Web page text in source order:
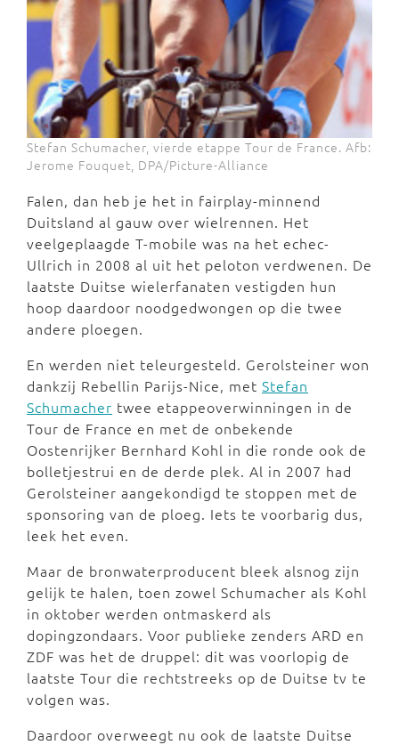
Stefan Schumacher, vierde etappe Tour de France. Afb:
Jerome Fouquet, DPA/Picture-Alliance
Falen, dan heb je het in fairplay-minnend
Duitsland al gauw over wielrennen. Het
veelgeplaagde T-mobile was na het echec-
Ullrich in 2008 al uit het peloton verdwenen. De
laatste Duitse wielerfanaten vestigden hun
hoop daardoor noodgedwongen op die twee
andere ploegen.
En werden niet teleurgesteld. Gerolsteiner won
dankzij Rebellin Parijs-Nice, met Stefan
Schumacher twee etappeoverwinningen in de
Tour de France en met de onbekende
Oostenrijker Bernhard Kohl in die ronde ook de
bolletjestrui en de derde plek. Al in 2007 had
Gerolsteiner aangekondigd te stoppen met de
sponsoring van de ploeg. Iets te voorbarig dus,
leek het even.
Maar de bronwaterproducent bleek alsnog zijn
gelijk te halen, toen zowel Schumacher als Kohl
in oktober werden ontmaskerd als
dopingzondaars. Voor publieke zenders ARD en
ZDF was het de druppel: dit was voorlopig de
laatste Tour die rechtstreeks op de Duitse tv te
volgen was.
Daardoor overweegt nu ook de laatste Duitse